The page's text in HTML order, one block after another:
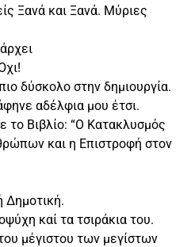
Ξανά και Ξανά. Μύριες
δύσκολο στην δημιουργία.
αδέλφια μου έτσι.
το Βιβλίο: “Ο Κατακλυσμός
και η Επιστροφή στον
Δημοτική.
καί τα τσιράκια του.
μέγιστου των μεγίστων